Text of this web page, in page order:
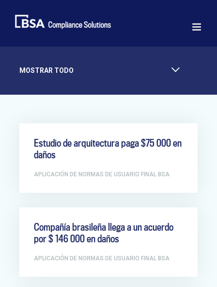
content
MOSTRAR TODO
Estudio de arquitectura paga $75 000 en
daños
APLICACIÓN DE NORMAS DE USUARIO FINAL BSA
Compañía brasileña llega a un acuerdo
por $ 146 000 en daños
APLICACIÓN DE NORMAS DE USUARIO FINAL BSA